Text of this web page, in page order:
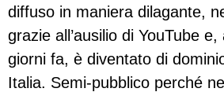
diffuso in maniera dilagante,
grazie all’ausilio di YouTube
giorni fa, è diventato di
Italia. Semi-pubblico perché